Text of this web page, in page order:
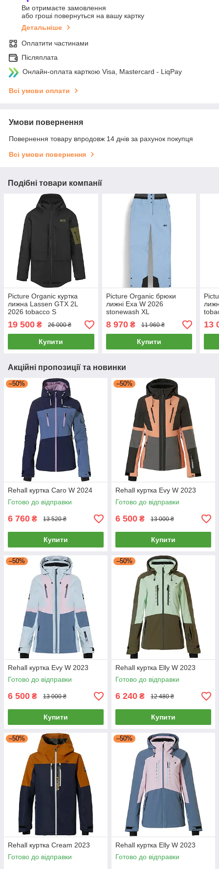
Ви отримаєте замовлення
або гроші повернуться на вашу картку
Детальніше
Оплатити частинами
Післяплата
Онлайн-оплата карткою Visa, Mastercard - LiqPay
Всі умови оплати
Умови повернення
Повернення товару впродовж 14 днів за рахунок покупця
Всі умови повернення
Подібні товари компанії
Picture Organic куртка
лижна Lassen GTX 2L
2026 tobacco S
19 500 ₴ 26 000 ₴
Купити
Picture Organic брюки
лижні Exa W 2026
stonewash XL
8 970₴ 11 960 ₴
Купити
13
Акційні пропозиції та новинки
–50%
Rehall куртка Caro W 2024
Готово до відправки
6 760 ₴ 13 520 ₴
Купити
–50%
Rehall куртка Evy W 2023
Готово до відправки
6 500 ₴ 13 000 ₴
Купити
–50%
Rehall куртка Evy W 2023
Готово до відправки
6 500 ₴ 13 000 ₴
Купити
–50%
Rehall куртка Elly W 2023
Готово до відправки
6 240 ₴ 12 480 ₴
Купити
–50%
Rehall куртка Cream 2023
Готово до відправки
–50%
Rehall куртка Elly W 2023
Готово до відправки